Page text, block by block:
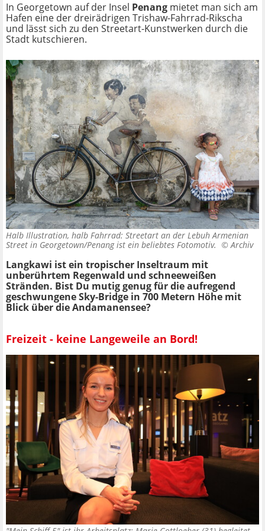
In Georgetown auf der Insel Penang mietet man sich am
Hafen eine der dreirädrigen Trishaw-Fahrrad-Rikscha
und lässt sich zu den Streetart-Kunstwerken durch die
Stadt kutschieren.
Halb Illustration, halb Fahrrad: Streetart an der Lebuh Armenian
Street in Georgetown/Penang ist ein beliebtes Fotomotiv. ©Archiv
Langkawi ist ein tropischer Inseltraum mit
unberührtem Regenwald und schneeweißen
Stränden. Bist Du mutig genug für die aufregend
geschwungene Sky-Bridge in 700 Metern Höhe mit
Blick über die Andamanensee?
Freizeit - keine Langeweile an Bord!